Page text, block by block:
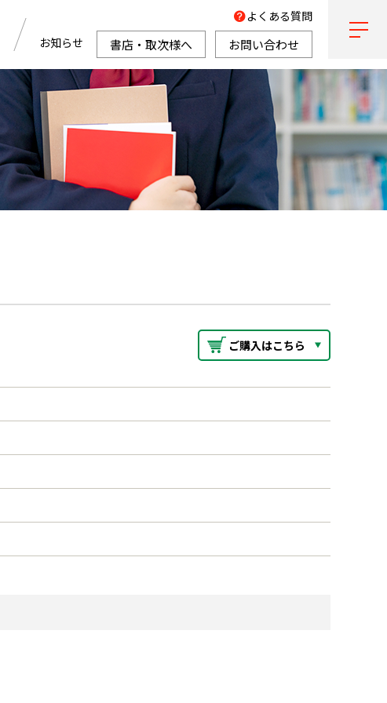
お知らせ
よくある質問
書店・取次様へ お問い合わせ
ご購入はこちら